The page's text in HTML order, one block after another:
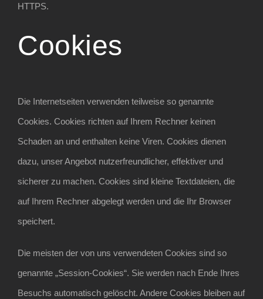
HTTPS.
Cookies
Die Internetseiten verwenden teilweise so genannte
Cookies. Cookies richten auf Ihrem Rechner keinen
Schaden an und enthalten keine Viren. Cookies dienen
dazu, unser Angebot nutzerfreundlicher, effektiver und
sicherer zu machen. Cookies sind kleine Textdateien, die
auf Ihrem Rechner abgelegt werden und die Ihr Browser
speichert.
Die meisten der von uns verwendeten Cookies sind so
genannte „Session-Cookies“. Sie werden nach Ende Ihres
Besuchs automatisch gelöscht. Andere Cookies bleiben auf